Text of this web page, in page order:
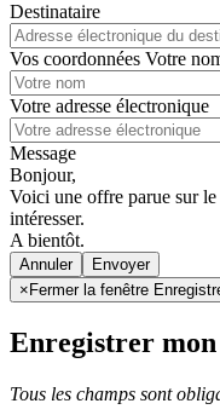
Destinataire
Vos coordonnées Votre
Votre adresse électronique
Message
Bonjour,
Voici une offre parue sur
intéresser.
A bientôt.
Annuler
× Fermer la fenêtre
Enregistrer
Tous les champs sont